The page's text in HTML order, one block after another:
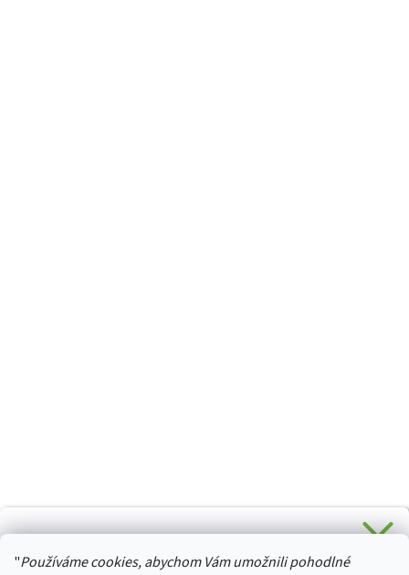
"Používáme cookies, abychom Vám umožnili pohodlné
HURTTA-COLLECTION.CZ
Stačí se přihlásit k odběru novinek z našeho obchodu a je